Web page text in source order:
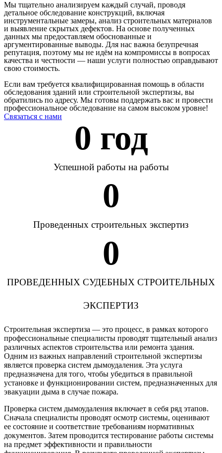
Мы тщательно анализируем каждый случай, проводя
детальное обследование конструкций, включая
инструментальные замеры, анализ строительных материалов
и выявление скрытых дефектов. На основе полученных
данных мы предоставляем обоснованные и
аргументированные выводы. Для нас важна безупречная
репутация, поэтому мы не идём на компромиссы в вопросах
качества и честности — наши услуги полностью оправдывают
свою стоимость.
Если вам требуется квалифицированная помощь в области
обследования зданий или строительной экспертизы, вы
обратились по адресу. Мы готовы поддержать вас и провести
профессиональное обследование на самом высоком уровне!
Связаться с нами
0 год
Успешной работы на работы
0
Проведенных строительных экспертиз
0
ПРОВЕДЕННЫХ СУДЕБНЫХ СТРОИТЕЛЬНЫХ
ЭКСПЕРТИЗ
Строительная экспертиза — это процесс, в рамках которого
профессиональные специалисты проводят тщательный анализ
различных аспектов строительства или ремонта здания.
Одним из важных направлений строительной экспертизы
является проверка систем дымоудаления. Эта услуга
предназначена для того, чтобы убедиться в правильной
установке и функционировании систем, предназначенных для
эвакуации дыма в случае пожара.
Проверка систем дымоудаления включает в себя ряд этапов.
Сначала специалисты проводят осмотр системы, оценивают
ее состояние и соответствие требованиям нормативных
документов. Затем проводится тестирование работы системы
на предмет эффективности и правильности